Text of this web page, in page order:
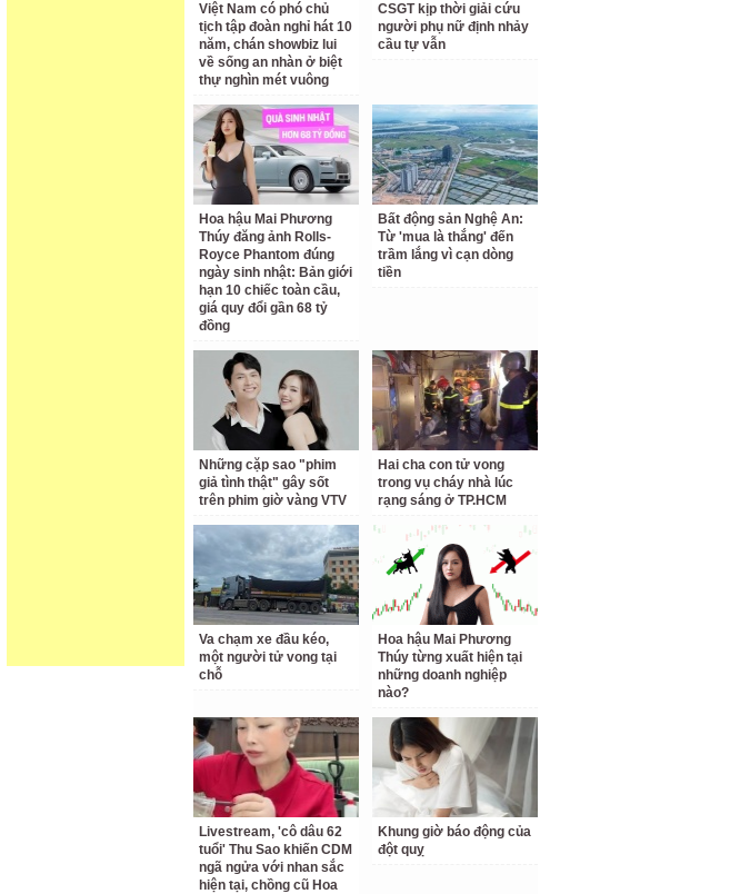
Việt Nam có phó chủ
tịch tập đoàn nghỉ hát 10
năm, chán showbiz lui
về sống an nhàn ở biệt
thự nghìn mét vuông
CSGT kịp thời giải cứu
người phụ nữ định nhảy
cầu tự vẫn
Hoa hậu Mai Phương
Thúy đăng ảnh Rolls-
Royce Phantom đúng
ngày sinh nhật: Bản giới
hạn 10 chiếc toàn cầu,
giá quy đổi gần 68 tỷ
đồng
Bất động sản Nghệ An:
Từ 'mua là thắng' đến
trầm lắng vì cạn dòng
tiền
Những cặp sao "phim
giả tình thật" gây sốt
trên phim giờ vàng VTV
Hai cha con tử vong
trong vụ cháy nhà lúc
rạng sáng ở TP.HCM
Va chạm xe đầu kéo,
một người tử vong tại
chỗ
Hoa hậu Mai Phương
Thúy từng xuất hiện tại
những doanh nghiệp
nào?
Livestream, 'cô dâu 62
tuổi' Thu Sao khiến CDM
ngã ngửa với nhan sắc
hiện tại, chồng cũ Hoa
Khung giờ báo động của
đột quỵ